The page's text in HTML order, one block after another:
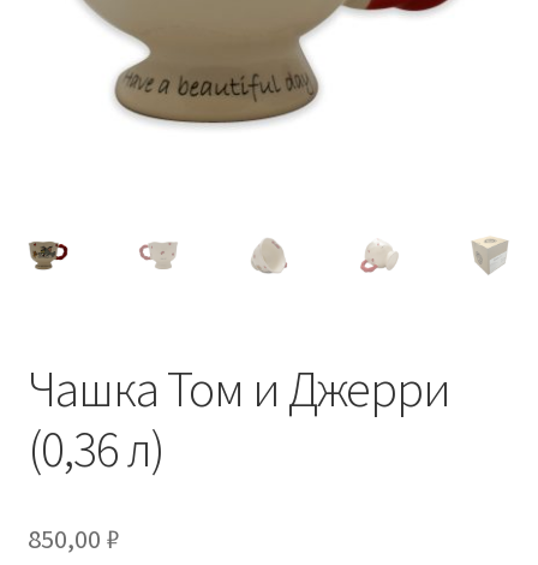
Чашка Том и Джерри
(0,36 л)
850,00 ₽